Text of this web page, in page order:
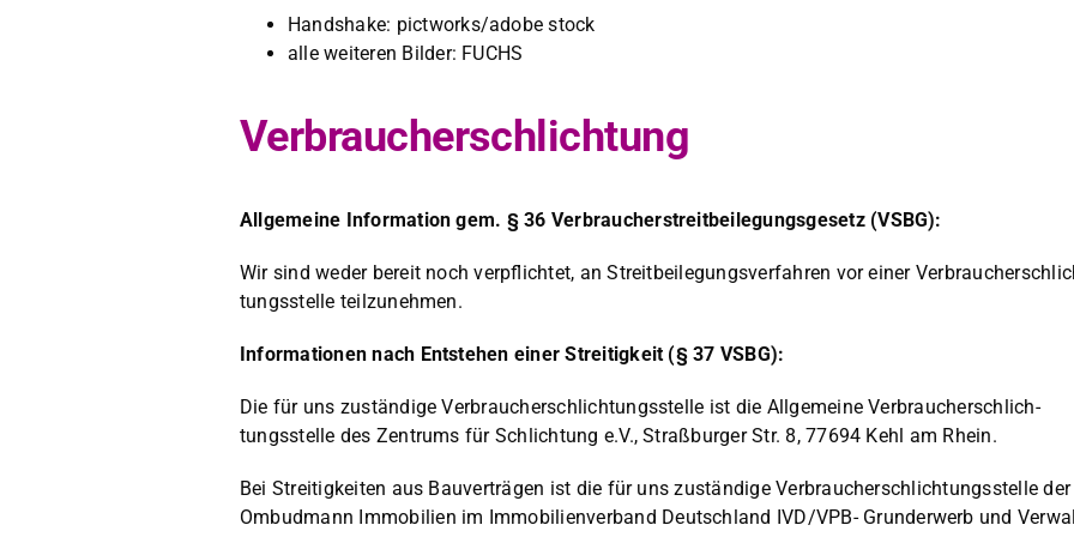
Hand­shake: pictworks/adobe stock
alle weit­eren Bilder: FUCHS
Verbraucherschlichtung
All­ge­meine Infor­ma­tion gem. § 36 Ver­brauch­er­stre­it­bei­le­gungs­ge­setz (VSBG):
Wir sind wed­er bere­it noch verpflichtet, an Stre­it­bei­le­gungsver­fahren vor ein­er
tungsstelle teilzunehmen.
Infor­ma­tio­nen nach Entste­hen ein­er Stre­it­igkeit (§ 37 VSBG):
Die für uns zuständi­ge Ver­brauch­er­schlich­tungsstelle ist die All­ge­meine Ver­brauch­er­schlich­
tungsstelle des Zen­trums für Schlich­tung e.V., Straßburg­er Str. 8, 77694 Kehl am Rhein.
Bei Stre­it­igkeit­en aus Bau­verträ­gen ist die für uns zuständi­ge Ver­brauch­er­schlich­tungsstelle der
Ombud­mann Immo­bilien im Immo­bilien­ver­band Deutsch­land IVD/VPB- Grun­der­werb und